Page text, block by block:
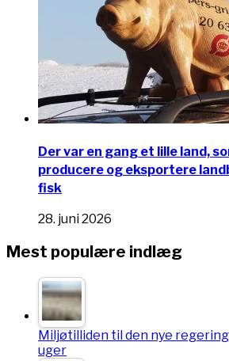
Der var en gang et lille land,
producere og eksportere
fisk
28. juni 2026
Mest populære indlæg
Miljøtilliden til den nye
uger